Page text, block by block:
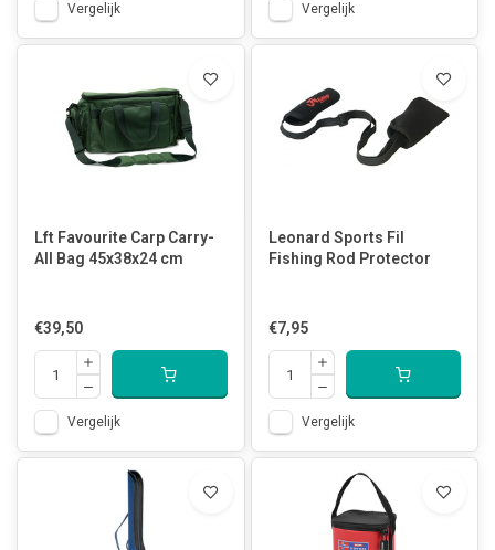
Vergelijk Vergelijk
Lft Favourite Carp Carry-
All Bag 45x38x24 cm
€39,50
Vergelijk
Leonard Sports Fil
Fishing Rod Protector
€7,95
Vergelijk